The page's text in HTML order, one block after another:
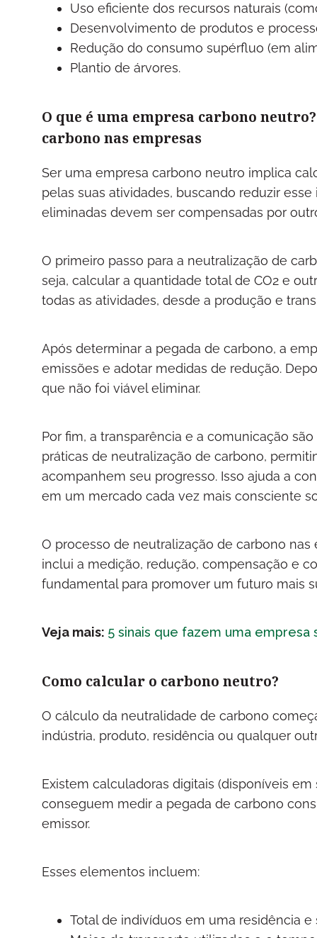
Uso eficiente dos recursos naturais
Desenvolvimento de produtos e
Redução do consumo supérfluo (em
Plantio de árvores.
O que é uma empresa carbono
carbono nas empresas
Ser uma empresa carbono neutro implica
pelas suas atividades, buscando reduzir
eliminadas devem ser compensadas por
O primeiro passo para a neutralização de
seja, calcular a quantidade total de CO2 e
todas as atividades, desde a produção e
Após determinar a pegada de carbono, a
emissões e adotar medidas de redução.
que não foi viável eliminar.
Por fim, a transparência e a comunicação
práticas de neutralização de carbono,
acompanhem seu progresso. Isso ajuda a
em um mercado cada vez mais consciente
O processo de neutralização de carbono
inclui a medição, redução, compensação e
fundamental para promover um futuro mais
Veja mais: 5 sinais que fazem uma empresa
Como calcular o carbono neutro?
O cálculo da neutralidade de carbono
indústria, produto, residência ou qualquer
Existem calculadoras digitais (disponíveis
conseguem medir a pegada de carbono
emissor.
Esses elementos incluem:
Total de indivíduos em uma residência